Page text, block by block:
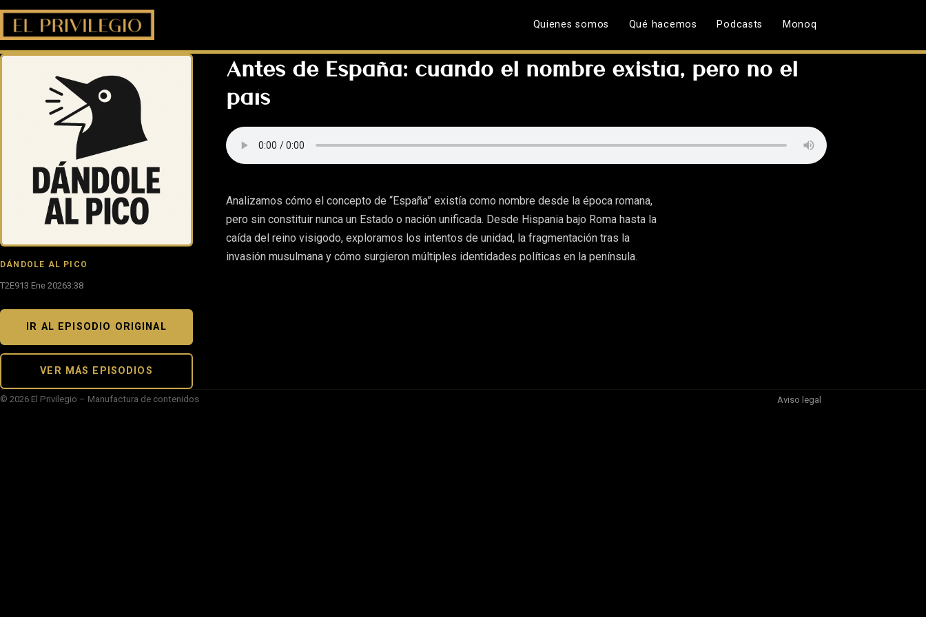
Quienes somos Qué hacemos Podcasts Monoq
DÁNDOLE AL PICO
T2E913 Ene 20263:38
IR AL EPISODIO ORIGINAL
VER MÁS EPISODIOS
Antes de España: cuando el nombre existía, pero no el
país
Analizamos cómo el concepto de “España” existía como nombre desde la época romana,
pero sin constituir nunca un Estado o nación unificada. Desde Hispania bajo Roma hasta la
caída del reino visigodo, exploramos los intentos de unidad, la fragmentación tras la
invasión musulmana y cómo surgieron múltiples identidades políticas en la península.
© 2026 El Privilegio – Manufactura de contenidos Aviso legal